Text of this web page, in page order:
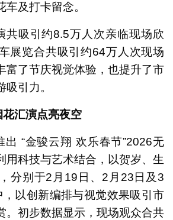
及打卡留念。
共吸引约8.5万人次亲临现场欣
展览合共吸引约64万人次现场
富了节庆视觉体验，也提升了市
吸引力。
汇演点亮夜空
出 “金骏云翔 欢乐春节”2026无
用科技与艺术结合，以贺岁、生
分别于2月19日、2月23日及3
，以创新编排与视觉效果吸引市
。初步数据显示，现场观众合共